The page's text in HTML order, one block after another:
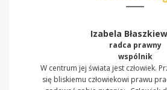
Izabela
radca prawny
wspólnik
W centrum jej świata jest człowiek.
się bliskiemu człowiekowi prawu